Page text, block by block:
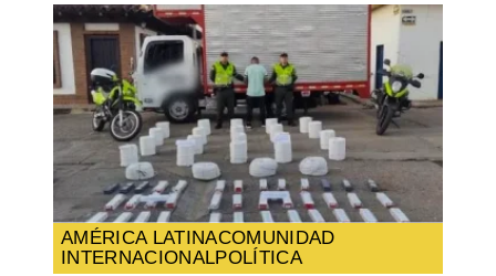
Your Name
Your E-mail*
Guarda mi nombre, correo electrónico y
web en este navegador para la próxima
vez que comente.
AMÉRICA LATINACOMUNIDAD
INTERNACIONALPOLÍTICA